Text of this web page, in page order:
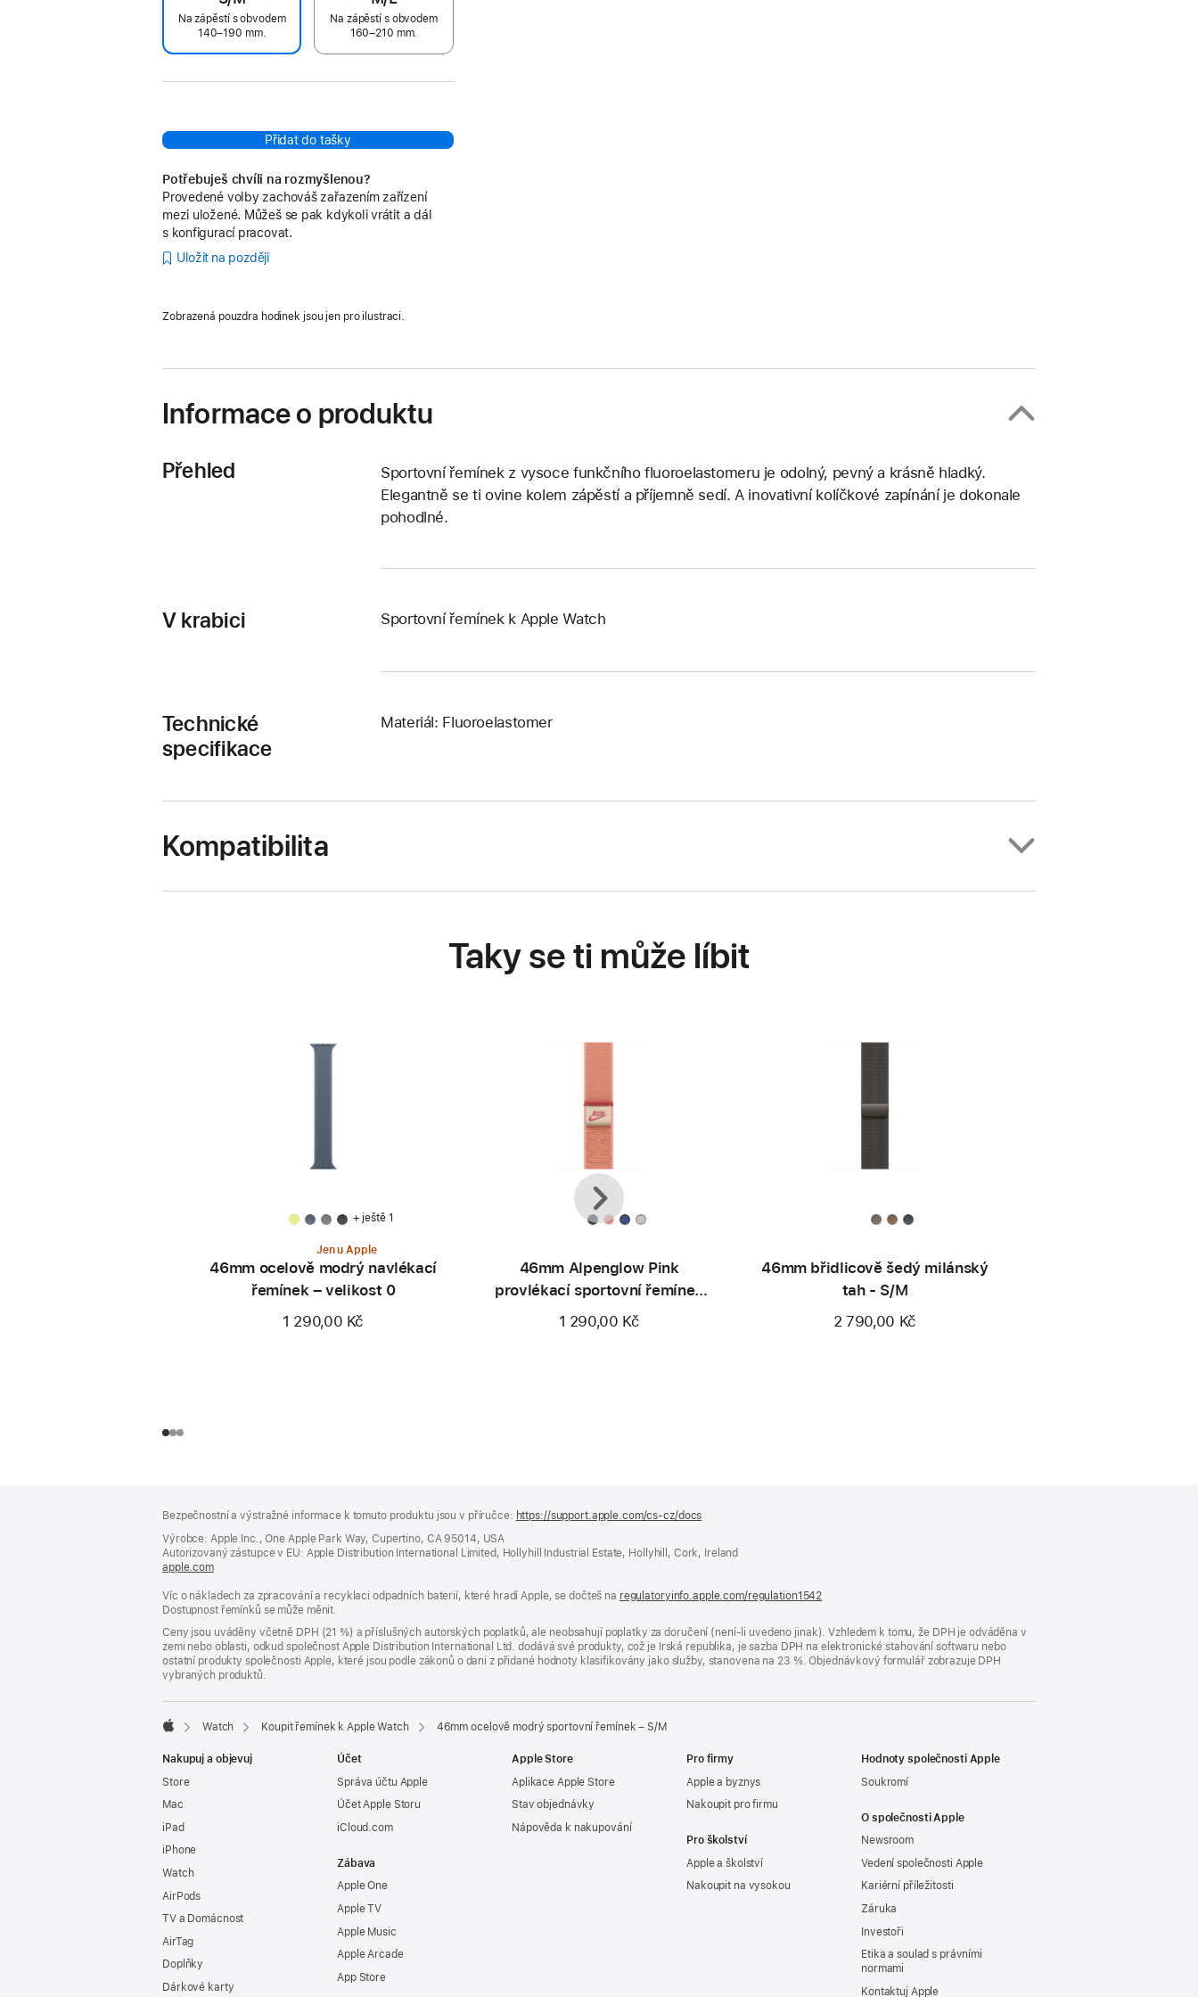
Na zápěstí s obvodem
140–190 mm.
Na zápěstí s obvodem
160–210 mm.
Přidat do tašky
Potřebuješ chvíli na rozmyšlenou?
Provedené volby zachováš zařazením zařízení
mezi uložené. Můžeš se pak kdykoli vrátit a dál
s konfigurací pracovat.
Uložit na později
Zobrazená pouzdra hodinek jsou jen pro ilustraci.
Informace o produktu
Přehled
Sportovní řemínek z vysoce funkčního fluoroelastomeru je odolný, pevný a krásně hladký.
Elegantně se ti ovine kolem zápěstí a příjemně sedí. A inovativní kolíčkové zapínání je dokonale
pohodlné.
V krabici Sportovní řemínek k Apple Watch
Technické
specifikace
Materiál: Fluoroelastomer
Kompatibilita
Taky se ti může líbit
+ ještě 1
Jen u Apple
46mm ocelově modrý navlékací
řemínek – velikost 0
1 290,00 Kč
46mm Alpenglow Pink
provlékací sportovní řemínek
Nike
1 290,00 Kč
46mm břidlicově šedý milánský
tah - S/M
2 790,00 Kč
Předchozí
Další
Bezpečnostní a výstražné informace k tomuto produktu jsou v příručce: https://support.apple.com/cs-cz/docs
okně)
Výrobce: Apple Inc., One Apple Park Way, Cupertino, CA 95014, USA
Autorizovaný zástupce v EU: Apple Distribution International Limited, Hollyhill Industrial Estate, Hollyhill, Cork, Ireland
apple.com(otevře
v novém
okně)
Víc o nákladech za zpracování a recyklaci odpadních baterií, které hradí Apple, se dočteš na regulatoryinfo.apple.com/regulation1542
v novém
okně)
Dostupnost řemínků se může měnit.
Ceny jsou uváděny včetně DPH (21 %) a příslušných autorských poplatků, ale neobsahují poplatky za doručení (není-li uvedeno jinak). Vzhledem k tomu, že DPH je odváděna v
zemi nebo oblasti, odkud společnost Apple Distribution International Ltd. dodává své produkty, což je Irská republika, je sazba DPH na elektronické stahování softwaru nebo
ostatní produkty společnosti Apple, které jsou podle zákonů o dani z přidané hodnoty klasifikovány jako služby, stanovena na 23 %. Objednávkový formulář zobrazuje DPH
vybraných produktů.
Watch Koupit řemínek k Apple Watch 46mm ocelově modrý sportovní řemínek – S/M
Nakupuj a objevuj
Store
Mac
iPad
iPhone
Watch
AirPods
TV a Domácnost
AirTag
Doplňky
Dárkové karty
Účet
Správa účtu Apple
Účet Apple Storu
iCloud.com
Zábava
Apple One
Apple TV
Apple Music
Apple Arcade
App Store
Apple Store
Aplikace Apple Store
Stav objednávky
Nápověda k nakupování
Pro firmy
Apple a byznys
Nakoupit pro firmu
Pro školství
Apple a školství
Nakoupit na vysokou
Hodnoty společnosti Apple
Soukromí
O společnosti Apple
Newsroom
Vedení společnosti Apple
Kariérní příležitosti
Záruka
Investoři
Etika a soulad s právními
normami
Kontaktuj Apple